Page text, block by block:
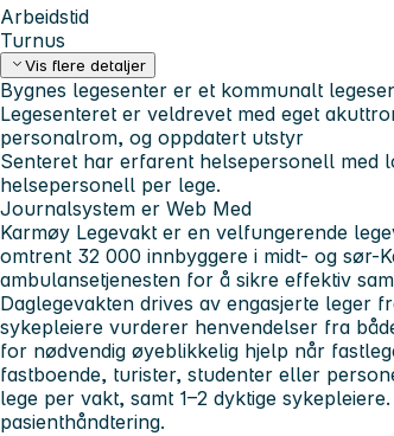
Arbeidstid
Turnus
Vis flere detaljer
Bygnes legesenter er et kommunalt
Legesenteret er veldrevet med eget
personalrom, og oppdatert utstyr
Senteret har erfarent helsepersonell med
helsepersonell per lege.
Journalsystem er Web Med
Karmøy Legevakt er en velfungerende
omtrent 32 000 innbyggere i midt- og sør-
ambulansetjenesten for å sikre effektiv
Daglegevakten drives av engasjerte leger
sykepleiere vurderer henvendelser fra
for nødvendig øyeblikkelig hjelp når
fastboende, turister, studenter eller
lege per vakt, samt 1–2 dyktige
pasienthåndtering.